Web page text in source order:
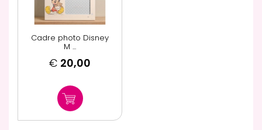
Cadre photo Disney
M ...
€ 20,00